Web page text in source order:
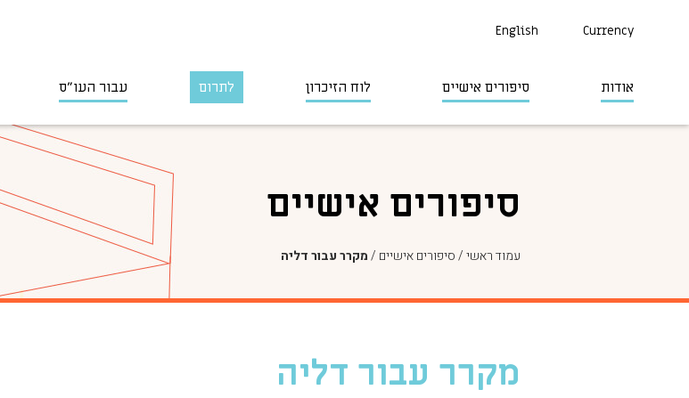
Currency
English
אודות סיפורים אישיים לוח הזיכרון לתרום עבור העו״ס
סיפורים אישיים
עמוד ראשי/סיפורים אישיים /מקרר עבור דליה
מקרר עבור דליה